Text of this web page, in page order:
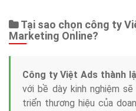
Tại sao chọn công ty
Marketing Online?
Công ty Việt Ads thành
với bề dày kinh nghiệm
triển thương hiệu của